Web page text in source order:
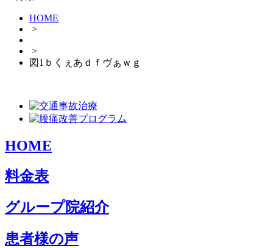
HOME
>
>
図1ｂくぇあｄｆヴぁｗｇ
HOME
料金表
グループ院紹介
患者様の声